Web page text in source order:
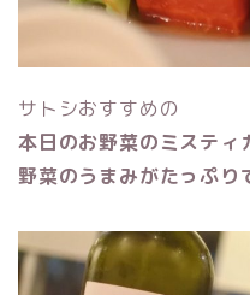
サトシおすすめの
本日のお野菜のミスティ
野菜のうまみがたっぷり